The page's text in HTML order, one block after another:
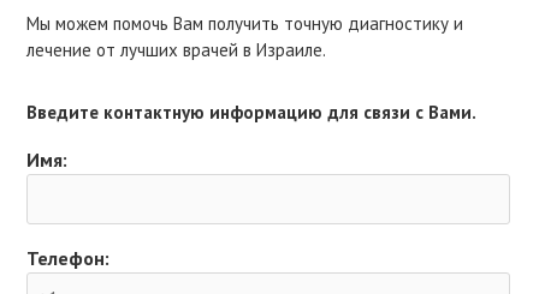
Мы можем помочь Вам получить точную диагностику и
лечение от лучших врачей в Израиле.
Введите контактную информацию для связи с Вами.
Имя:
Телефон: